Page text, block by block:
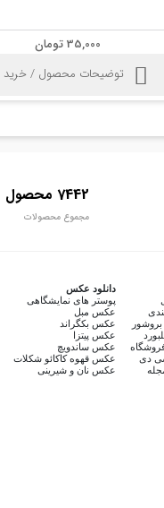
35,000 تومان
توضیحات محصول / خرید
7442 محصول
مجموع محصولات
دی
دانلود عکس
پوستر های نمایشگاهی
عکس مبل
عکس بکگراند
عکس پیتزا
عکس ساندویچ
عکس قهوه کاکائو شکلات
عکس نان و شیرینی